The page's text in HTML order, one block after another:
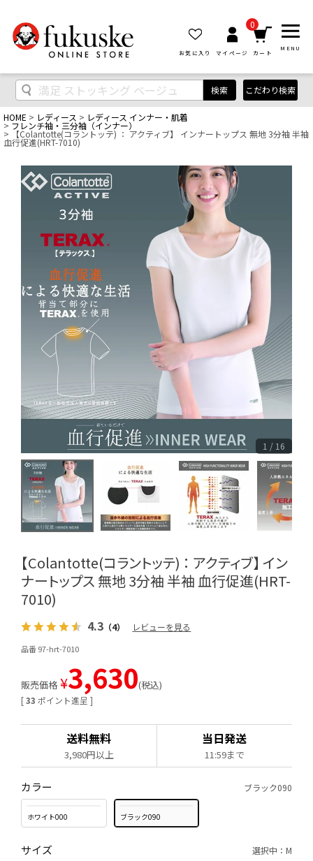
お気に入り マイページ
0
カート
MENU
検索 こだわり検索
HOME レディース レディース インナー・肌着
フレンチ袖・三分袖（インナー）
【Colantotte(コラントッテ) ： アクティブ】 インナートップス 無地 3分袖 半袖
血行促進(HRT-7010)
1 / 16
【Colantotte(コラントッテ) ： アクティブ】 イン
ナートップス 無地 3分袖 半袖 血行促進(HRT-
7010)
4.3 （4） レビューを見る
品番 97-hrt-7010
[ 33 ポイント進呈 ]
販売価格 ¥3,630 税込
送料無料
3,980円以上
当日発送
11:59まで
カラー ブラック090
ホワイト000 ブラック090
サイズ 選択中：M